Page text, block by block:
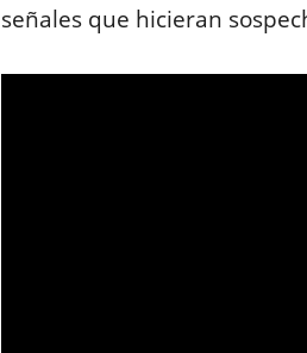
señales que hicieran